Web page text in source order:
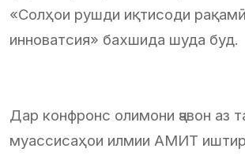
«Солҳои рушди иқтисоди
инноватсия» бахшида шуда буд.
Дар конфронс олимони ҷавон аз
муассисаҳои илмии АМИТ